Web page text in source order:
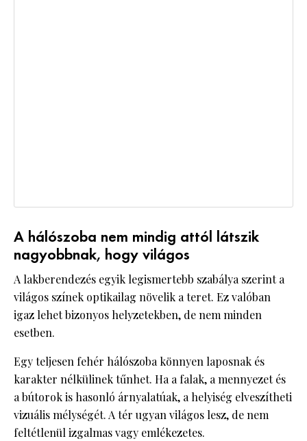
A hálószoba nem mindig attól látszik
nagyobbnak, hogy világos
A lakberendezés egyik legismertebb szabálya szerint a
világos színek optikailag növelik a teret. Ez valóban
igaz lehet bizonyos helyzetekben, de nem minden
esetben.
Egy teljesen fehér hálószoba könnyen laposnak és
karakter nélkülinek tűnhet. Ha a falak, a mennyezet és
a bútorok is hasonló árnyalatúak, a helyiség elveszítheti
vizuális mélységét. A tér ugyan világos lesz, de nem
feltétlenül izgalmas vagy emlékezetes.